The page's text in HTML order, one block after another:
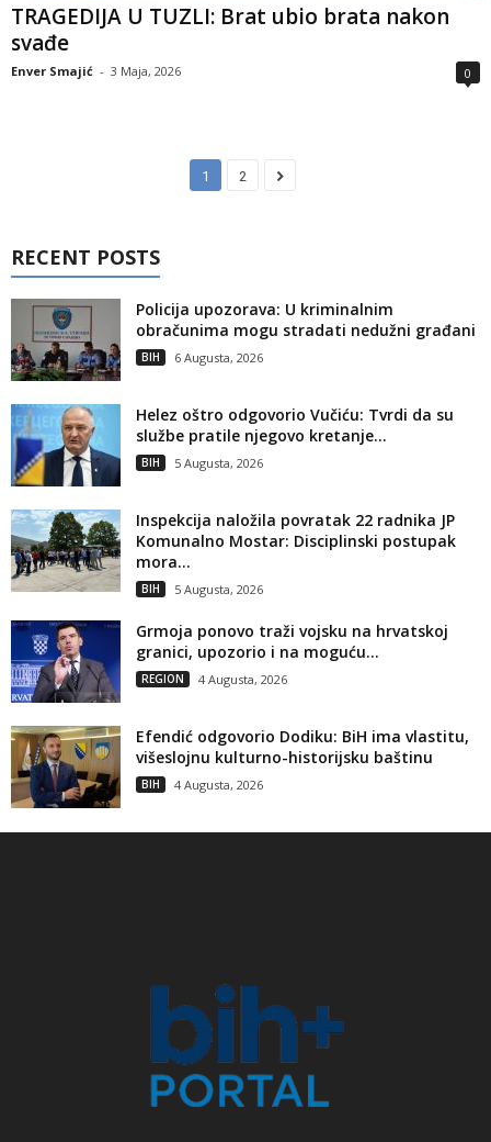
TRAGEDIJA U TUZLI: Brat ubio brata nakon
svađe
Enver Smajić - 3 Maja, 2026 0
1 2
RECENT POSTS
Policija upozorava: U kriminalnim
obračunima mogu stradati nedužni građani
BIH 6 Augusta, 2026
Helez oštro odgovorio Vučiću: Tvrdi da su
službe pratile njegovo kretanje...
BIH 5 Augusta, 2026
Inspekcija naložila povratak 22 radnika JP
Komunalno Mostar: Disciplinski postupak
mora...
BIH 5 Augusta, 2026
Grmoja ponovo traži vojsku na hrvatskoj
granici, upozorio i na moguću...
REGION 4 Augusta, 2026
Efendić odgovorio Dodiku: BiH ima vlastitu,
višeslojnu kulturno-historijsku baštinu
BIH 4 Augusta, 2026